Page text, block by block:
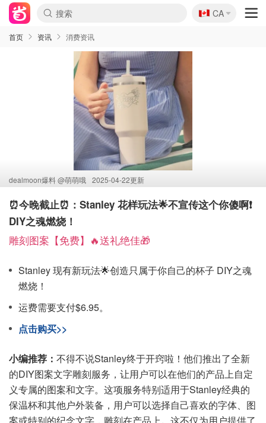
🇨🇦
CA
首页 资讯 消费资讯
dealmoon爆料 @萌萌哦 2025-04-22更新
⏰今晚截止⏰：Stanley 花样玩法🌟不宣传这个你傻啊❗
DIY之魂燃烧！
雕刻图案【免费】🔥送礼绝佳🎁
Stanley 现有新玩法🌟创造只属于你自己的杯子 DIY之魂
燃烧！
运费需要支付$6.95。
点击购买>>
小编推荐： 不得不说Stanley终于开窍啦！他们推出了全新
的DIY图案文字雕刻服务，让用户可以在他们的产品上自定
义专属的图案和文字。这项服务特别适用于Stanley经典的
保温杯和其他户外装备，用户可以选择自己喜欢的字体、图